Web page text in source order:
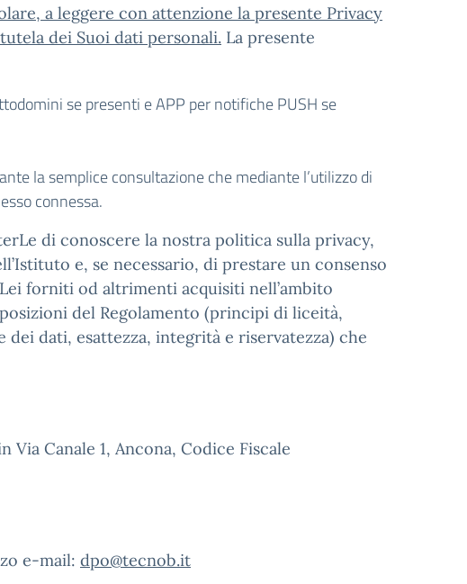
a leggere con attenzione la presente Privacy
dei Suoi dati personali. La presente
se presenti e APP per notifiche PUSH se
la semplice consultazione che mediante l’utilizzo di
connessa.
di conoscere la nostra politica sulla privacy,
e, se necessario, di prestare un consenso
forniti od altrimenti acquisiti nell’ambito
del Regolamento (principi di liceità,
dati, esattezza, integrità e riservatezza) che
Canale 1, Ancona, Codice Fiscale
e-mail: dpo@tecnob.it